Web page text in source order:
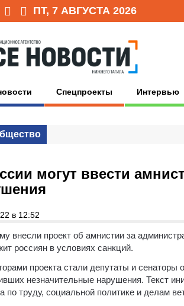
ПТ, 7 АВГУСТА 2026
Спецпроекты Интервью
могут ввести
в 12:52
внесли проект об амнистии за
россиян в условиях санкций.
проекта стали депутаты и
незначительные нарушения. Текст
по труду, социальной политике и делам